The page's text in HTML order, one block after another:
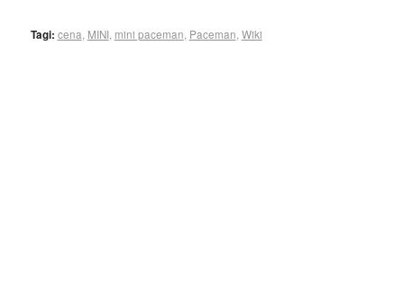
Tagi: cena MINI, mini paceman Paceman Wiki